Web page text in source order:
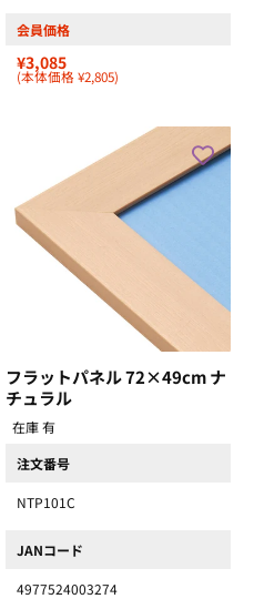
会員価格
¥3,085
(本体価格 ¥2,805)
フラットパネル 72×49cm ナ
チュラル
在庫 有
注文番号
NTP101C
JANコード
4977524003274